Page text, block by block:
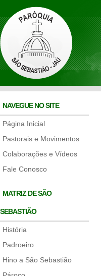
NAVEGUE NO SITE
Página Inicial
Pastorais e Movimentos
Colaborações e Vídeos
Fale Conosco
MATRIZ DE SÃO
SEBASTIÃO
História
Padroeiro
Hino a São Sebastião